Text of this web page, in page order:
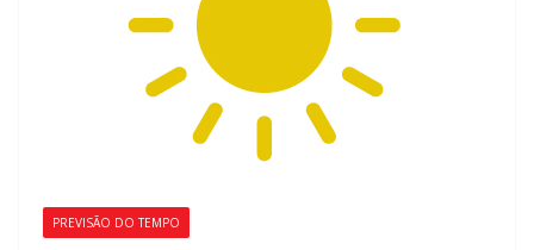
PREVISÃO DO TEMPO